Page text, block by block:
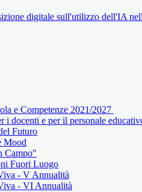
digitale sull'utilizzo dell'IA
e Competenze 2021/2027
i docenti e per il personale
Futuro
Mood
Campo"
Fuori Luogo
- V Annualità
- VI Annualità